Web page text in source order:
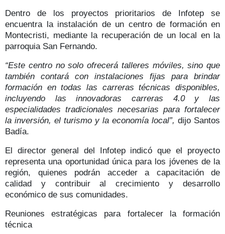
Dentro de los proyectos prioritarios de Infotep se
encuentra la instalación de un centro de formación en
Montecristi, mediante la recuperación de un local en la
parroquia San Fernando.
“Este centro no solo ofrecerá talleres móviles, sino que
también contará con instalaciones fijas para brindar
formación en todas las carreras técnicas disponibles,
incluyendo las innovadoras carreras 4.0 y las
especialidades tradicionales necesarias para fortalecer
la inversión, el turismo y la economía local”, dijo Santos
Badía.
El director general del Infotep indicó que el proyecto
representa una oportunidad única para los jóvenes de la
región, quienes podrán acceder a capacitación de
calidad y contribuir al crecimiento y desarrollo
económico de sus comunidades.
Reuniones estratégicas para fortalecer la formación
técnica